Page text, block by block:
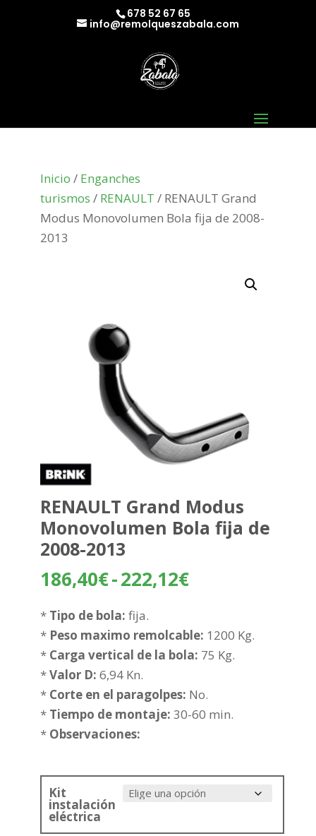
678 52 67 65
info@remolqueszabala.com
Inicio / Enganches
turismos / RENAULT / RENAULT Grand
Modus Monovolumen Bola fija de 2008-
2013
RENAULT Grand Modus
Monovolumen Bola fija de
2008-2013
186,40€-222,12€Rango
desde
186,40€
222,12€
* Tipo de bola: fija.
* Peso maximo remolcable: 1200 Kg.
* Carga vertical de la bola: 75 Kg.
*Valor D: 6,94 Kn.
* Corte en el paragolpes: No.
* Tiempo de montaje: 30-60 min.
* Observaciones:
Kit
instalación
eléctrica